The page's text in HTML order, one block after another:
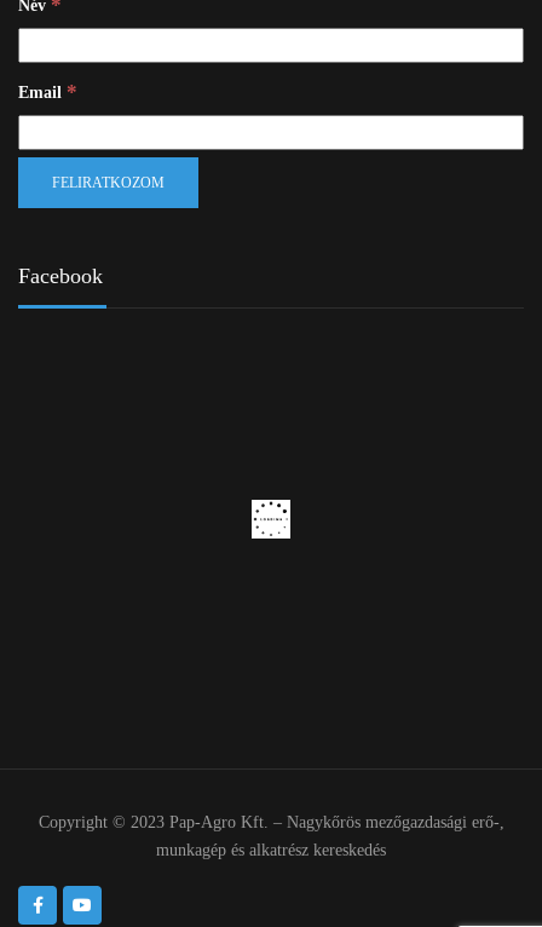
Név
Email *
Facebook
Copyright © 2023 Pap-Agro Kft. – Nagykőrös mezőgazdasági erő-,
munkagép és alkatrész kereskedés